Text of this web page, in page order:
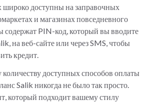
широко доступны на заправочных
и магазинах повседневного
содержат PIN-код, который вы вводите
на веб-сайте или через SMS, чтобы
кредит.
количеству доступных способов оплаты
Salik никогда не было так просто.
который подходит вашему стилу